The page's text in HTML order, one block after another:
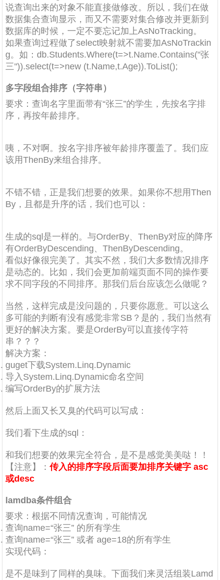
说查询出来的对象不能直接做修改。所以，我们在做
数据集合查询显示，而又不需要对集合修改并更新到
数据库的时候，一定不要忘记加上AsNoTracking。
如果查询过程做了select映射就不需要加AsNoTrackin
g。如：db.Students.Where(t=>t.Name.Contains("张
三")).select(t=>new (t.Name,t.Age)).ToList();
多字段组合排序（字符串）
要求：查询名字里面带有“张三”的学生，先按名字排
序，再按年龄排序。
咦，不对啊。按名字排序被年龄排序覆盖了。我们应
该用ThenBy来组合排序。
不错不错，正是我们想要的效果。如果你不想用Then
By，且都是升序的话，我们也可以：
生成的sql是一样的。与OrderBy、ThenBy对应的降序
有OrderByDescending、ThenByDescending。
看似好像很完美了。其实不然，我们大多数情况排序
是动态的。比如，我们会更加前端页面不同的操作要
求不同字段的不同排序。那我们后台应该怎么做呢？
当然，这样完成是没问题的，只要你愿意。可以这么
多可能的判断有没有感觉非常SB？是的，我们当然有
更好的解决方案。要是OrderBy可以直接传字符
串？？？
解决方案：
guget下载System.Linq.Dynamic
导入System.Linq.Dynamic命名空间
编写OrderBy的扩展方法
然后上面又长又臭的代码可以写成：
我们看下生成的sql：
和我们想要的效果完全符合，是不是感觉美美哒！！
【注意】：传入的排序字段后面要加排序关键字 asc
或desc
lamdba条件组合
要求：根据不同情况查询，可能情况
查询name=“张三” 的所有学生
查询name=“张三” 或者 age=18的所有学生
实现代码：
是不是味到了同样的臭味。下面我们来灵活组装Lamd